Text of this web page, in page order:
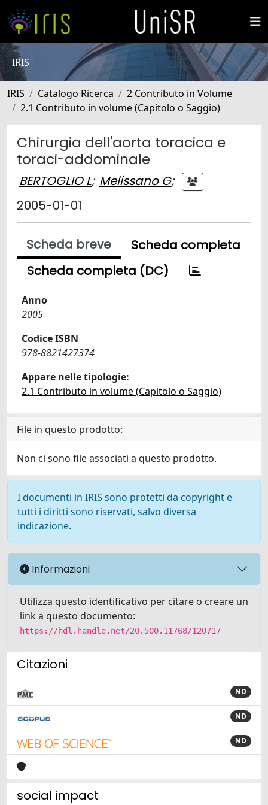
IRIS
IRIS Catalogo Ricerca
2 Contributo in Volume
2.1 Contributo in volume (Capitolo o Saggio)
Chirurgia dell'aorta toracica e
toraci-addominale
BERTOGLIO L; Melissano G;
2005-01-01
Scheda breve
Scheda completa
Scheda completa (DC)
Anno
2005
Codice ISBN
978-8821427374
Appare nelle tipologie:
2.1 Contributo in volume (Capitolo o Saggio)
File in questo prodotto:
Non ci sono file associati a questo prodotto.
I documenti in IRIS sono protetti da copyright e
tutti i diritti sono riservati, salvo diversa
indicazione.
Informazioni
Utilizza questo identificativo per citare o creare un
link a questo documento:
https://hdl.handle.net/20.500.11768/120717
Citazioni
ND
ND
ND
social impact